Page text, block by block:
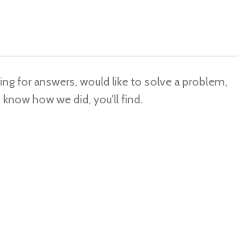
for answers, would like to solve a problem,
how we did, you’ll find.